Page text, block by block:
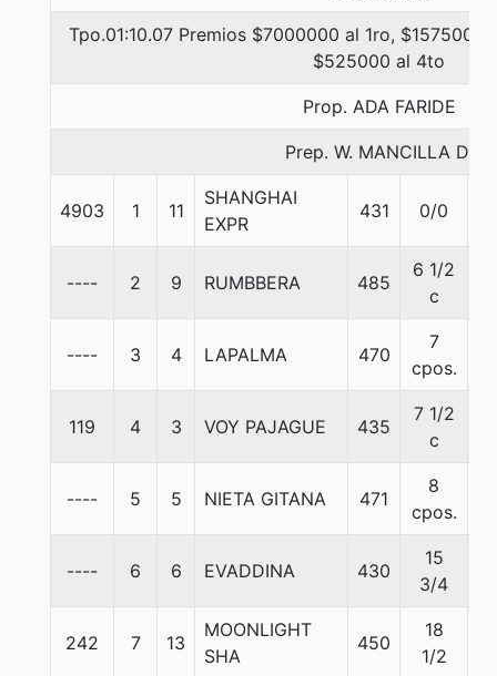
Tpo.01:10.07 Premios $7000000 al 1ro,
$525000 al 4to
Prop. ADA FARIDE
Prep. W. MANCILLA D.
4903 1 11
SHANGHAI
EXPR
431 0/0
---- 2 9 RUMBBERA 485
6 1/2
c
---- 3 4 LAPALMA 470
7
cpos.
119 4 3 VOY PAJAGUE 435
7 1/2
c
---- 5 5 NIETA GITANA 471
8
cpos.
---- 6 6 EVADDINA 430
15
3/4
242 7 13
MOONLIGHT
SHA
450
18
1/2